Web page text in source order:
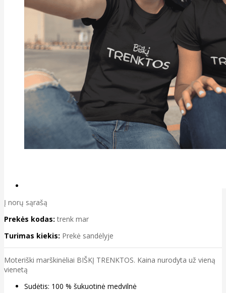
Į norų sąrašą
Prekės kodas: trenk mar
Turimas kiekis: Prekė sandėlyje
Moteriški marškinėliai BIŠKĮ TRENKTOS. Kaina nurodyta už vieną
vienetą
Sudėtis: 100 % šukuotinė medvilnė